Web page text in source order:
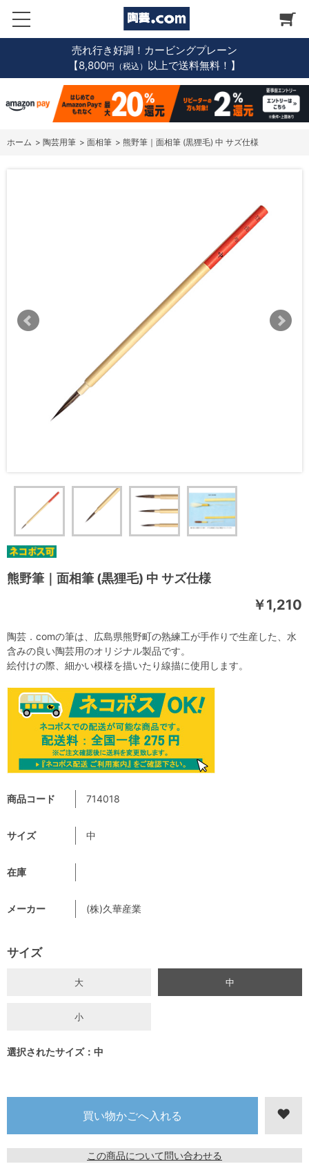
売れ行き好調！カービングプレーン
【8,800円（税込） 以上で送料無料！】
ホーム > 陶芸用筆 > 面相筆 > 熊野筆｜面相筆 (黒狸毛) 中 サズ仕様
熊野筆｜面相筆 (黒狸毛) 中 サズ仕様
￥1,210
商品コード 714018
サイズ 中
在庫
メーカー (株)久華産業
サイズ
大 中
小
選択されたサイズ：中
この商品について問い合わせる
陶芸．comの筆は、広島県熊野町の熟練工が手作りで生産した、水
含みの良い陶芸用のオリジナル製品です。
絵付けの際、細かい模様を描いたり線描に使用します。